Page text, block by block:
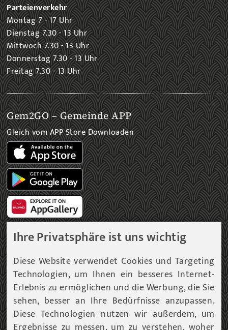
Ihre Privatsphäre ist uns wichtig
Diese Website verwendet Cookies und Targeting
Technologien, um Ihnen ein besseres Internet-
Erlebnis zu ermöglichen und die Werbung, die Sie
sehen, besser an Ihre Bedürfnisse anzupassen.
Diese Technologien nutzen wir außerdem, um
Parteienverkehr
Montag 7 - 17 Uhr
Dienstag 7.30 - 13 Uhr
Mittwoch 7.30 - 13 Uhr
Donnerstag 7.30 - 13 Uhr
Freitag 7.30 - 13 Uhr
Gem2GO – Gemeinde APP
Gleich vom APP Store Downloaden
Gemeinde Newsletter
Immer am aktuellsten Informationsstand!
Unser Infoservice liefert Ihnen, in periodischen
Abständen, Informationen rund um die Gemeinde
Fohnsdorf.